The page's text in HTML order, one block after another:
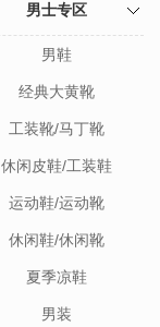
男士专区
男鞋
经典大黄靴
工装靴/马丁靴
休闲皮鞋/工装鞋
运动鞋/运动靴
休闲鞋/休闲靴
夏季凉鞋
男装